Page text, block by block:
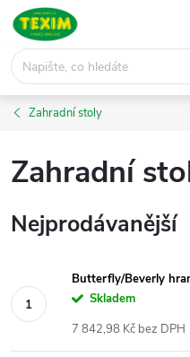
Přejít
obsah
Zahradní stoly
Zahradní
Nejprodávanější
Butterfly/Beverly
Skladem
7 842,98 Kč bez DPH